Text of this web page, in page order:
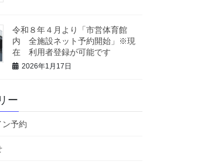
令和８年４月より「市営体育館
内 全施設ネット予約開始」※現
在 利用者登録が可能です
2026年1月17日
ー
ン予約